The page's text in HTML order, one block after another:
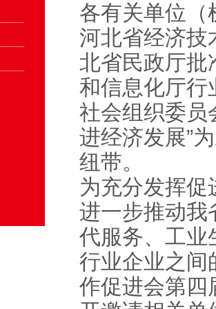
各有关单位（
河北省经济技
北省民政厅批
和信息化厅行
社会组织委员
进经济发展”
纽带。
为充分发挥
进一步推动我
代服务、工业
行业企业之间
作促进会第四